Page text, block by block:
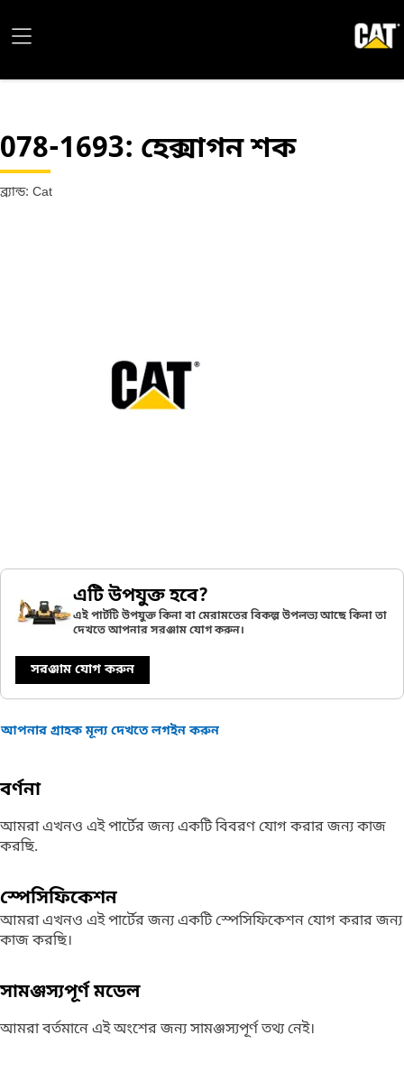
078-1693: হেক্সাগন শক
ব্র্যান্ড: Cat
এটি উপযুক্ত হবে?
এই পার্টটি উপযুক্ত কিনা বা মেরামতের বিকল্প উপলভ্য আছে কিনা তা
দেখতে আপনার সরঞ্জাম যোগ করুন।
সরঞ্জাম যোগ করুন
আপনার গ্রাহক মূল্য দেখতে লগইন করুন
বর্ণনা
আমরা এখনও এই পার্টের জন্য একটি বিবরণ যোগ করার জন্য কাজ
করছি.
স্পেসিফিকেশন
আমরা এখনও এই পার্টের জন্য একটি স্পেসিফিকেশন যোগ করার জন্য
কাজ করছি।
সামঞ্জস্যপূর্ণ মডেল
আমরা বর্তমানে এই অংশের জন্য সামঞ্জস্যপূর্ণ তথ্য নেই।